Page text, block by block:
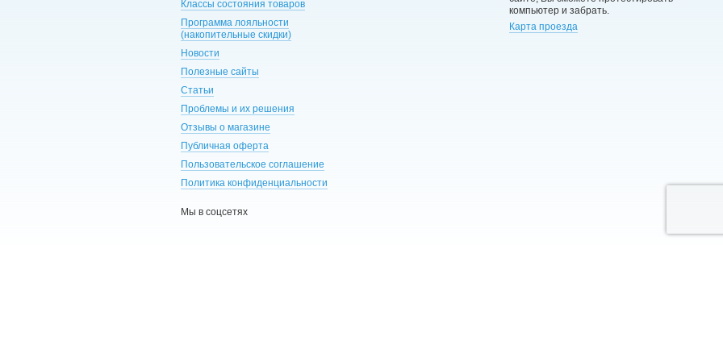
Классы состояния товаров
Программа лояльности
(накопительные скидки)
Новости
Полезные сайты
Статьи
Проблемы и их решения
Отзывы о магазине
Публичная оферта
Пользовательское соглашение
Политика конфиденциальности
Мы в соцсетях
компьютер и забрать.
Карта проезда